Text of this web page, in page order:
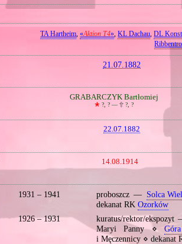
TA Hartheim,«Aktion T4»,KL Dachau,DL
21.07.1882
GRABARCZYK Bartłomiej
🞲 ?, ? — 🕆?, ?
22.07.1882
14.08.1914
1931 – 1941 proboszcz — Solca
dekanat RK Ozorków
1926 – 1931
kuratus/rektor/
Maryi Panny ⋄
i Męczennicy ⋄ dekanat